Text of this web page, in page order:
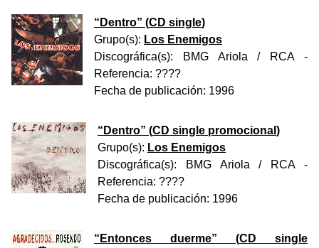
“ Dentro” (CD single)
Grupo(s): Los Enemigos
Discográfica(s):
BMG Ariola / RCA-
Referencia: ????
Fecha de publicación: 1996
“ Dentro” (CD single promocional )
Grupo(s): Los Enemigos
Discográfica(s):
BMG Ariola / RCA-
Referencia: ????
Fecha de publicación: 1996
“ Entonces duerme” (CD single